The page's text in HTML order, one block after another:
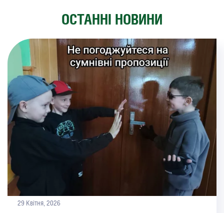
ОСТАННІ НОВИНИ
29 Квітня, 2026